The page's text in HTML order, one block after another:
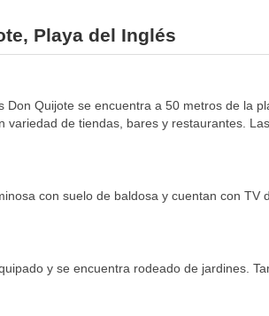
Playa del Inglés
Quijote se encuentra a 50 metros de la
de tiendas, bares y restaurantes.
con suelo de baldosa y cuentan con
y se encuentra rodeado de jardines.